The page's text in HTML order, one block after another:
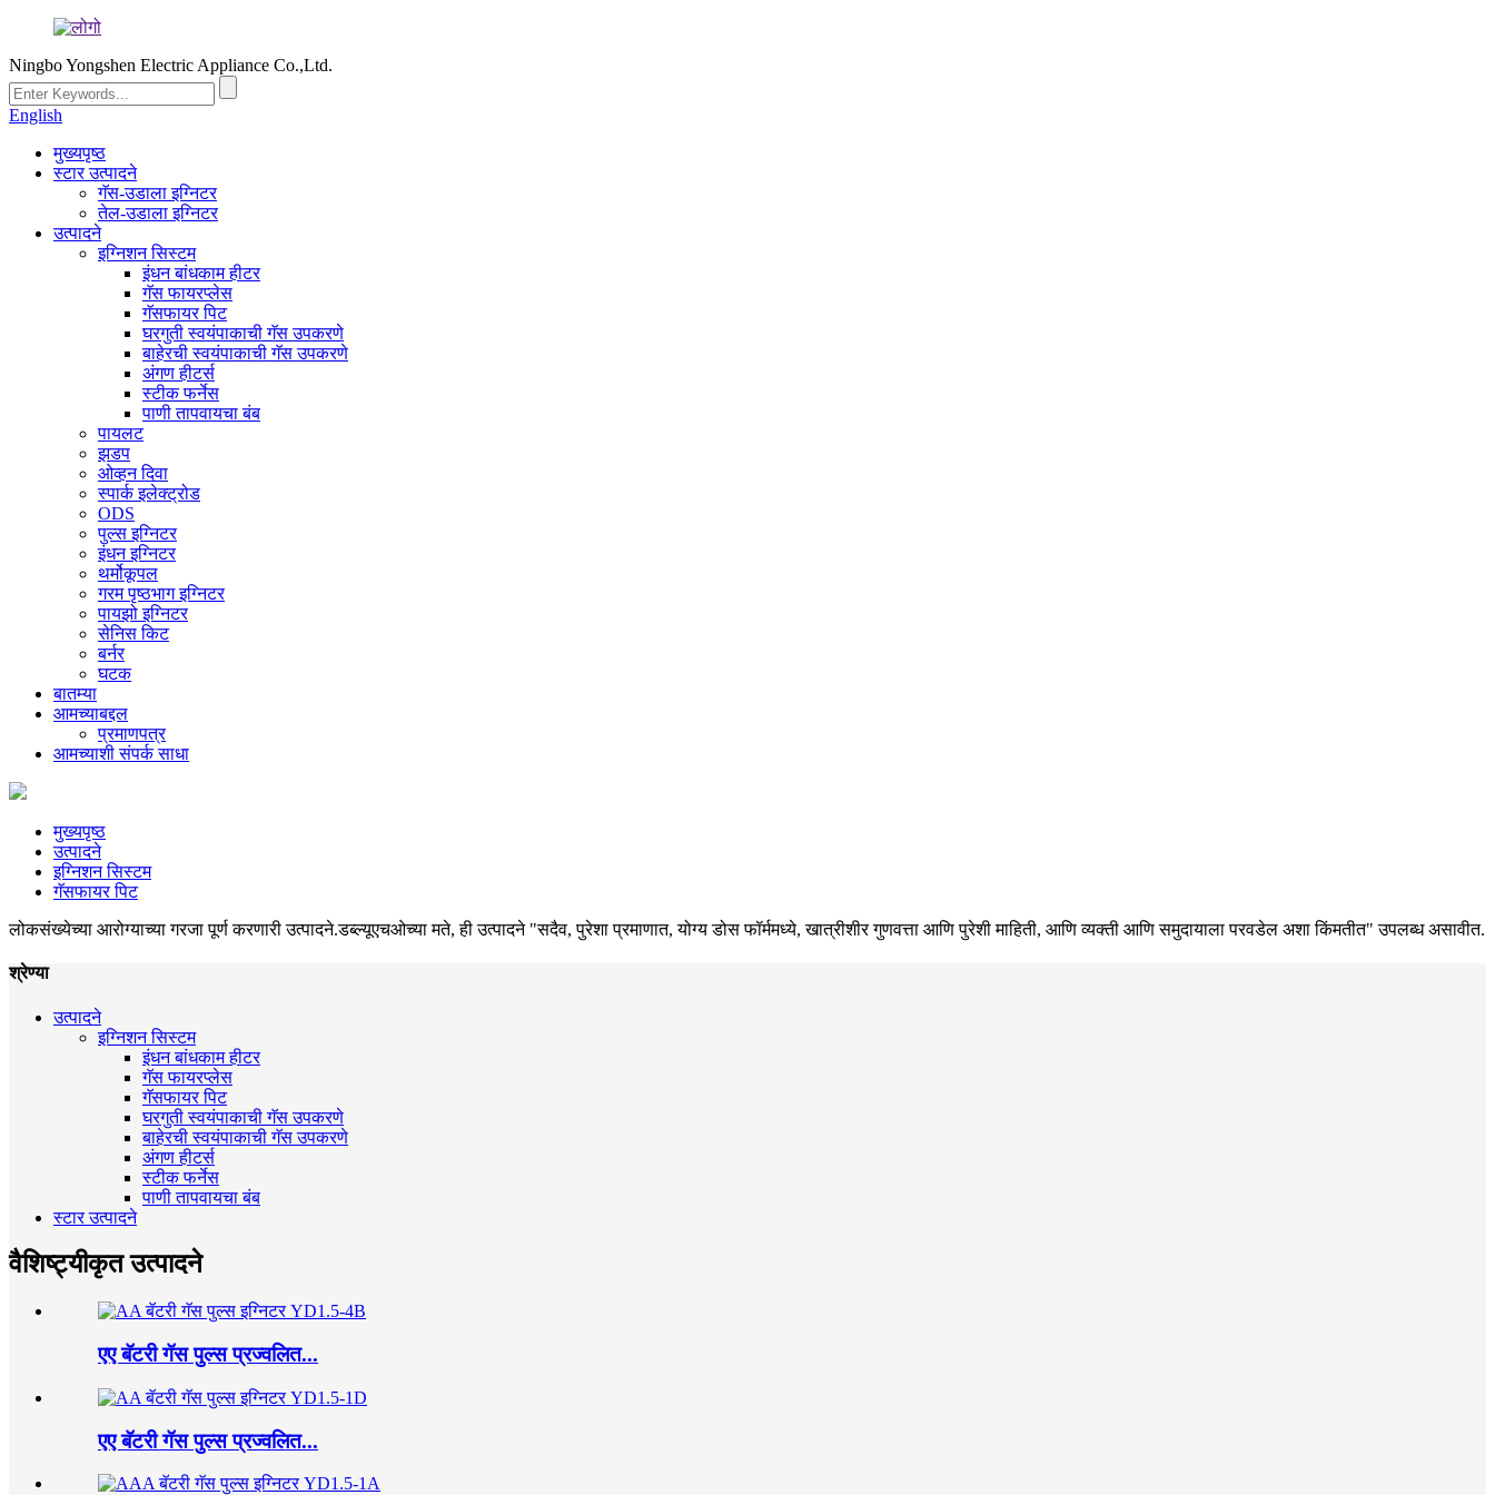
Ningbo Yongshen Electric Appliance Co.,Ltd.
English
मुख्यपृष्ठ
स्टार उत्पादने
गॅस-उडाला इग्निटर
तेल-उडाला इग्निटर
उत्पादने
इग्निशन सिस्टम
इंधन बांधकाम हीटर
गॅस फायरप्लेस
गॅसफायर पिट
घरगुती स्वयंपाकाची गॅस उपकरणे
बाहेरची स्वयंपाकाची गॅस उपकरणे
अंगण हीटर्स
स्टीक फर्नेस
पाणी तापवायचा बंब
पायलट
झडप
ओव्हन दिवा
स्पार्क इलेक्ट्रोड
ODS
पुल्स इग्निटर
इंधन इग्निटर
थर्मोकूपल
गरम पृष्ठभाग इग्निटर
पायझो इग्निटर
सेनिस किट
बर्नर
घटक
बातम्या
आमच्याबद्दल
प्रमाणपत्र
आमच्याशी संपर्क साधा
मुख्यपृष्ठ
उत्पादने
इग्निशन सिस्टम
गॅसफायर पिट
लोकसंख्येच्या आरोग्याच्या गरजा पूर्ण करणारी उत्पादने.डब्ल्यूएचओच्या मते, ही उत्पादने "सदैव, पुरेशा प्रमाणात, योग्य डोस फॉर्ममध्ये, खात्रीशीर गुणवत्ता आणि पुरेशी माहिती, आणि व्यक्ती आणि समुदायाला परवडेल अशा किंमतीत" उपलब्ध असावीत.
श्रेण्या
उत्पादने
इग्निशन सिस्टम
इंधन बांधकाम हीटर
गॅस फायरप्लेस
गॅसफायर पिट
घरगुती स्वयंपाकाची गॅस उपकरणे
बाहेरची स्वयंपाकाची गॅस उपकरणे
अंगण हीटर्स
स्टीक फर्नेस
पाणी तापवायचा बंब
स्टार उत्पादने
वैशिष्ट्यीकृत उत्पादने
एए बॅटरी गॅस पुल्स प्रज्वलित...
एए बॅटरी गॅस पुल्स प्रज्वलित...